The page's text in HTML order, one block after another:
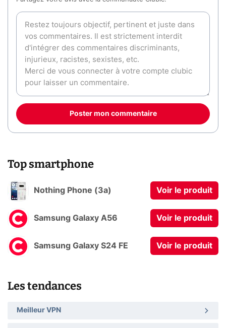
Poster mon commentaire
Top smartphone
Nothing Phone (3a) Voir le produit
Samsung Galaxy A56 Voir le produit
Samsung Galaxy S24 FE Voir le produit
Les tendances
Meilleur VPN